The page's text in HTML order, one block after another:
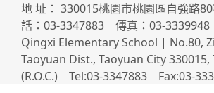
地 址： 330015桃園市桃園區自強路
話：03-3347883 傳真：03-3339948
Qingxi Elementary School | No.80,
Taoyuan Dist., Taoyuan City 330015,
(R.O.C.) Tel:03-3347883 Fax:03-